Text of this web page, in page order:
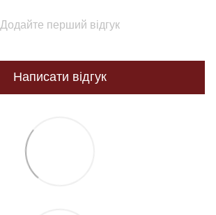
Додайте перший відгук
Написати відгук